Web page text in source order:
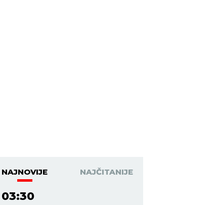
NAJNOVIJE NAJČITANIJE
03:30